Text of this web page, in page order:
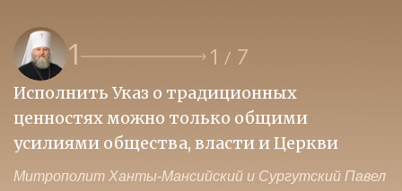
1 1 / 7
Исполнить Указ о традиционных
ценностях можно только общими
усилиями общества, власти и Церкви
Митрополит Ханты-Мансийский и Сургутский Павел